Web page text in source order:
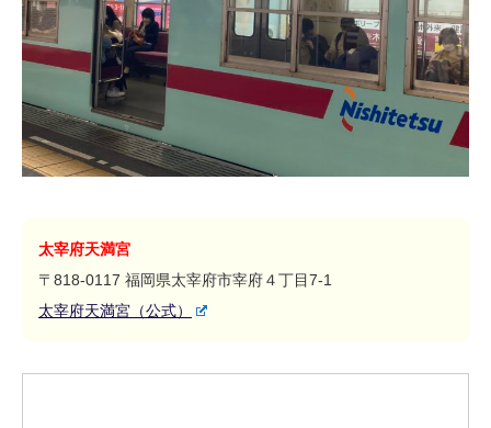
太宰府天満宮
〒818-0117 福岡県太宰府市宰府４丁目7-1
太宰府天満宮（公式）